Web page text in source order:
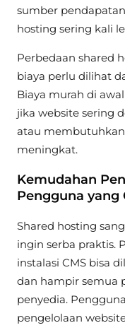
sumber
hosting sering kali
Perbedaan shared
biaya perlu dilihat
Biaya murah di
jika website sering
atau
meningkat.
Kemudahan
Pengguna yang
Shared hosting
ingin serba praktis.
instalasi CMS bisa
dan hampir semua
penyedia.
pengelolaan